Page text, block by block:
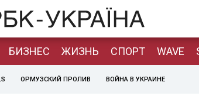
БИЗНЕС ЖИЗНЬ СПОРТ WAVE
ОРМУЗСКИЙ ПРОЛИВ ВОЙНА В УКРАИНЕ